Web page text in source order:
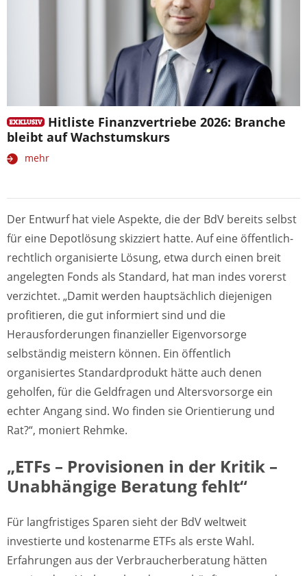
Hitliste Finanzvertriebe 2026: Branche
bleibt auf Wachstumskurs
mehr
Der Entwurf hat viele Aspekte, die der BdV bereits selbst
für eine Depotlösung skizziert hatte. Auf eine öffentlich-
rechtlich organisierte Lösung, etwa durch einen breit
angelegten Fonds als Standard, hat man indes vorerst
verzichtet. „Damit werden hauptsächlich diejenigen
profitieren, die gut informiert sind und die
Herausforderungen finanzieller Eigenvorsorge
selbständig meistern können. Ein öffentlich
organisiertes Standardprodukt hätte auch denen
geholfen, für die Geldfragen und Altersvorsorge ein
echter Angang sind. Wo finden sie Orientierung und
Rat?“, moniert Rehmke.
„ETFs – Provisionen in der Kritik –
Unabhängige Beratung fehlt“
Für langfristiges Sparen sieht der BdV weltweit
investierte und kostenarme ETFs als erste Wahl.
Erfahrungen aus der Verbraucherberatung hätten